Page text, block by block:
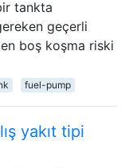
tankta
geçerli
boş koşma riski
fuel-pump
yakıt tipi